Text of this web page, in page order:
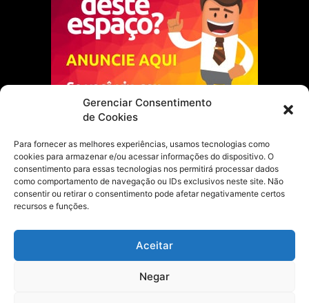
Gerenciar Consentimento
de Cookies
Para fornecer as melhores experiências, usamos tecnologias como
cookies para armazenar e/ou acessar informações do dispositivo. O
consentimento para essas tecnologias nos permitirá processar dados
como comportamento de navegação ou IDs exclusivos neste site. Não
consentir ou retirar o consentimento pode afetar negativamente certos
recursos e funções.
Aceitar
Negar
Escolha do Editor
Justiça Itinerante garante regularização
fundiária e casamento comunitário para
famílias em Portel
21 de maio de 2026
feminino pelos Jogos Estudantis Paraenses